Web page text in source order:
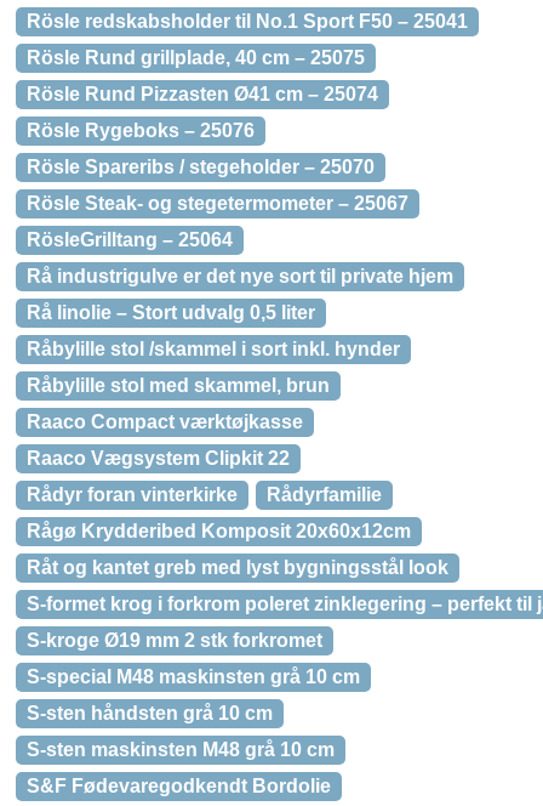
Rösle redskabsholder til No.1 Sport F50 – 25041
Rösle Rund grillplade, 40 cm – 25075
Rösle Rund Pizzasten Ø41 cm – 25074
Rösle Rygeboks – 25076
Rösle Spareribs / stegeholder – 25070
Rösle Steak- og stegetermometer – 25067
RösleGrilltang – 25064
Rå industrigulve er det nye sort til private hjem
Rå linolie – Stort udvalg 0,5 liter
Råbylille stol /skammel i sort inkl. hynder
Råbylille stol med skammel, brun
Raaco Compact værktøjkasse
Raaco Vægsystem Clipkit 22
Rådyr foran vinterkirke
Rådyrfamilie
Rågø Krydderibed Komposit 20x60x12cm
Råt og kantet greb med lyst bygningsstål look
S-formet krog i forkrom poleret zinklegering – perfekt til
S-kroge Ø19 mm 2 stk forkromet
S-special M48 maskinsten grå 10 cm
S-sten håndsten grå 10 cm
S-sten maskinsten M48 grå 10 cm
S&F Fødevaregodkendt Bordolie